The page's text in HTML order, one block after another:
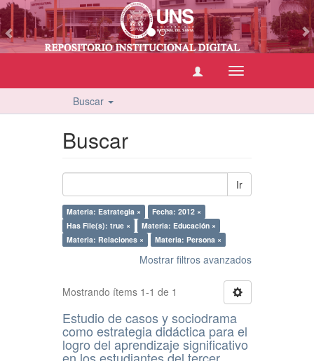
Cambiar
navegación
Buscar
Buscar
Ir
Materia: Estrategia ×
Fecha: 2012 ×
Has File(s): true ×
Materia: Educación ×
Materia: Relaciones ×
Materia: Persona ×
Mostrar filtros avanzados
Mostrando ítems 1-1 de 1
Estudio de casos y sociodrama
como estrategia didáctica para el
logro del aprendizaje significativo